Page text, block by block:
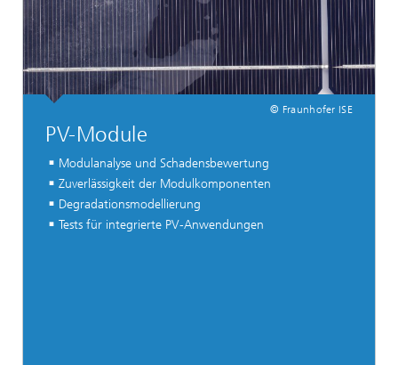
© Fraunhofer ISE
PV-Module
Modulanalyse und Schadensbewertung
Zuverlässigkeit der Modulkomponenten
Degradationsmodellierung
Tests für integrierte PV-Anwendungen